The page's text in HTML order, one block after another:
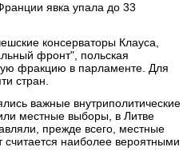
явка упала до 33
консерваторы Клауса,
фронт", польская
фракцию в парламенте. Для
стран.
важные внутриполитические
местные выборы, в Литве
прежде всего, местные
наиболее вероятными